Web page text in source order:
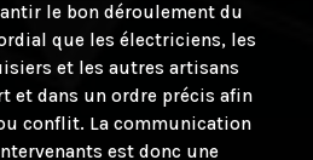
le bon déroulement du
que les électriciens, les
et les autres artisans
et dans un ordre précis afin
conflit. La communication
est donc une